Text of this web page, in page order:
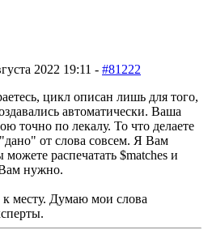
2022 19:11 - #81222
цикл описан лишь для того,
автоматически. Ваша
точно по лекалу. То что делаете
от слова совсем. Я Вам
распечатать $matches и
нужно.
к месту. Думаю мои слова